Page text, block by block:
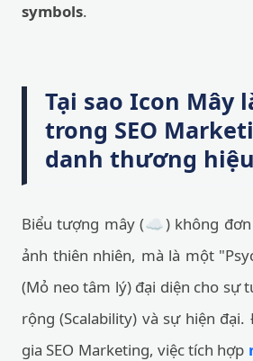
symbols.
Tại sao Icon Mây
trong SEO
danh thương
Biểu tượng mây (☁️) không
ảnh thiên nhiên, mà là một
(Mỏ neo tâm lý) đại diện cho sự
rộng (Scalability) và sự hiện
gia SEO Marketing, việc tích hợp